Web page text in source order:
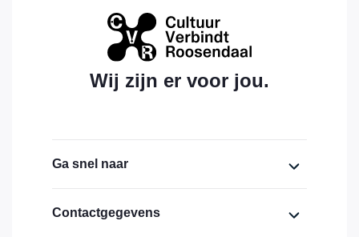
Wij zijn er voor jou.
Ga snel naar
Home
Contactgegevens